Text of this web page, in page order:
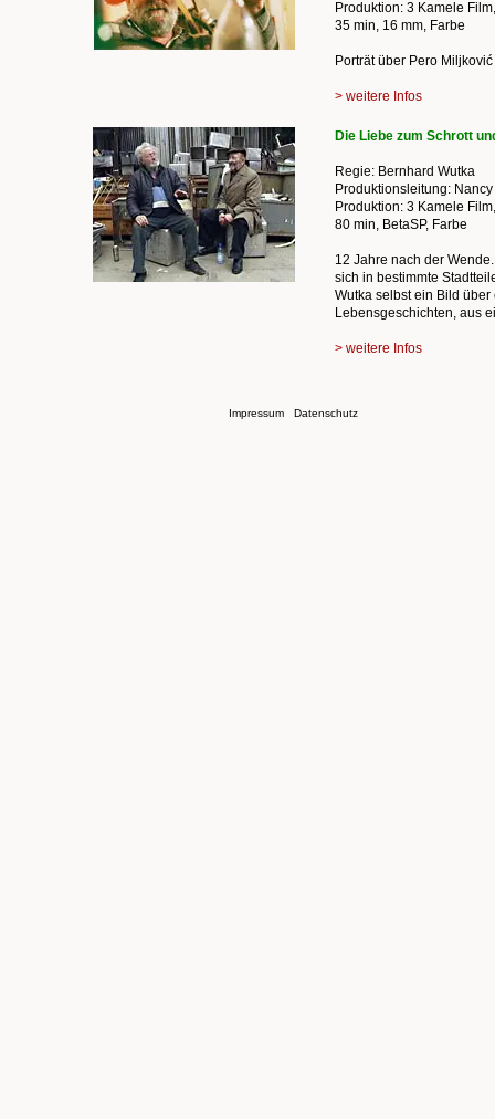
Produktion: 3 Kamele
35 min, 16 mm, Farbe
Porträt über Pero
> weitere Infos
Die Liebe zum Schrott
Regie: Bernhard Wutka
Produktionsleitung:
Produktion: 3 Kamele
80 min, BetaSP, Farbe
12 Jahre nach der
sich in bestimmte
Wutka selbst ein Bild
Lebensgeschichten, aus
> weitere Infos
Impressum Datenschutz